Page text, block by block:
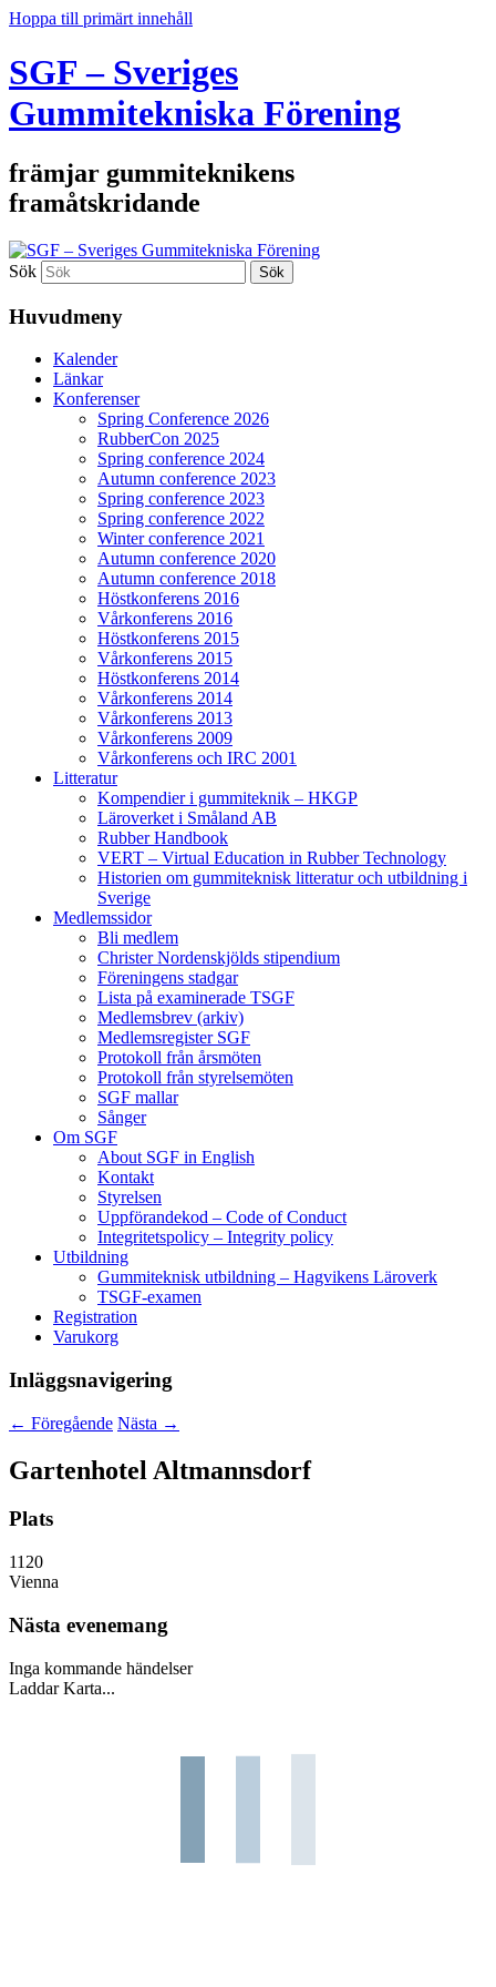
Hoppa till primärt innehåll
SGF – Sveriges
Gummitekniska Förening
främjar gummiteknikens
framåtskridande
Sök
Huvudmeny
Kalender
Länkar
Konferenser
Spring Conference 2026
RubberCon 2025
Spring conference 2024
Autumn conference 2023
Spring conference 2023
Spring conference 2022
Winter conference 2021
Autumn conference 2020
Autumn conference 2018
Höstkonferens 2016
Vårkonferens 2016
Höstkonferens 2015
Vårkonferens 2015
Höstkonferens 2014
Vårkonferens 2014
Vårkonferens 2013
Vårkonferens 2009
Vårkonferens och IRC 2001
Litteratur
Kompendier i gummiteknik – HKGP
Läroverket i Småland AB
Rubber Handbook
VERT – Virtual Education in Rubber Technology
Historien om gummiteknisk litteratur och utbildning i
Sverige
Medlemssidor
Bli medlem
Christer Nordenskjölds stipendium
Föreningens stadgar
Lista på examinerade TSGF
Medlemsbrev (arkiv)
Medlemsregister SGF
Protokoll från årsmöten
Protokoll från styrelsemöten
SGF mallar
Sånger
Om SGF
About SGF in English
Kontakt
Styrelsen
Uppförandekod – Code of Conduct
Integritetspolicy – Integrity policy
Utbildning
Gummiteknisk utbildning – Hagvikens Läroverk
TSGF-examen
Registration
Varukorg
Inläggsnavigering
← Föregående Nästa →
Gartenhotel Altmannsdorf
Plats
1120
Vienna
Nästa evenemang
Inga kommande händelser
Laddar Karta...